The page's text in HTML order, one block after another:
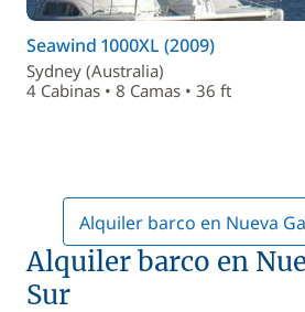
Seawind 1000XL (2009)
Sydney (Australia)
4 Cabinas • 8 Camas • 36 ft
Alquiler barco en Nueva
Alquiler barco en
Sur